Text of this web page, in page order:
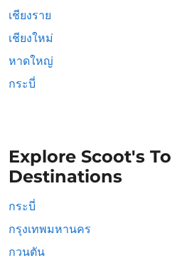
เชียงราย
เชียงใหม่
หาดใหญ่
กระบี่
Explore Scoot's
Destinations
กระบี่
กรุงเทพมหานคร
กวนตัน